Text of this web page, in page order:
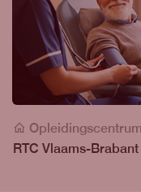
Opleidingscentrum
RTC Vlaams-Brabant